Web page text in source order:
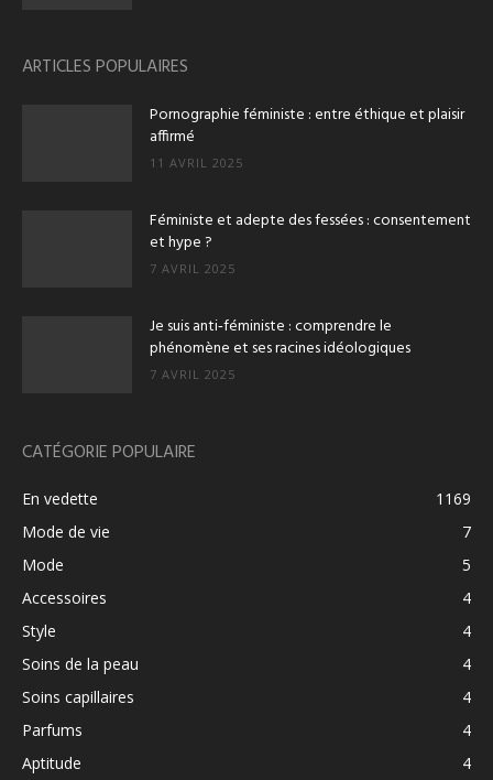
ARTICLES POPULAIRES
Pornographie féministe : entre éthique et plaisir
affirmé
11 AVRIL 2025
Féministe et adepte des fessées : consentement
et hype ?
7 AVRIL 2025
Je suis anti‑féministe : comprendre le
phénomène et ses racines idéologiques
7 AVRIL 2025
CATÉGORIE POPULAIRE
En vedette
1169
Mode de vie
7
Mode
5
Accessoires
4
Style
4
Soins de la peau
4
Soins capillaires
4
Parfums
4
Aptitude
4